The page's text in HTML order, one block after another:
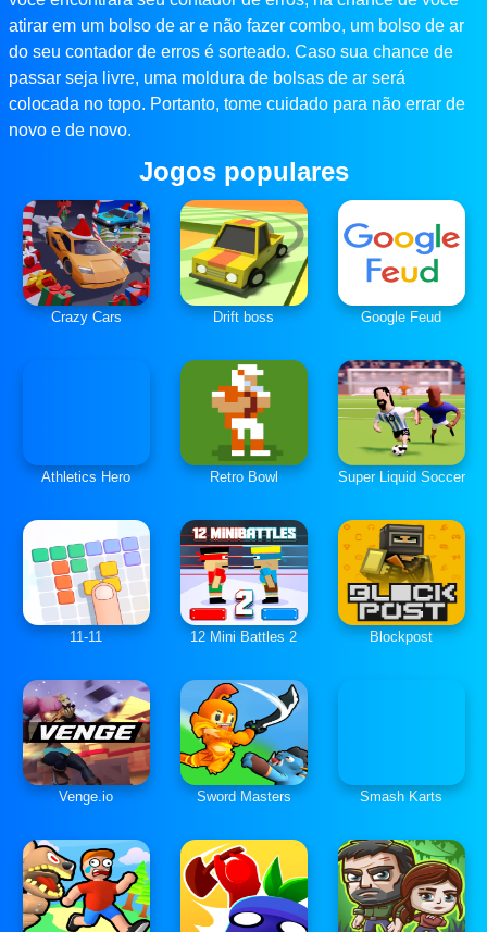
atirar em um bolso de ar e não fazer combo, um bolso de ar
do seu contador de erros é sorteado. Caso sua chance de
passar seja livre, uma moldura de bolsas de ar será
colocada no topo. Portanto, tome cuidado para não errar de
novo e de novo.
Jogos populares
Crazy Cars Drift boss Google Feud
Athletics Hero Retro Bowl Super Liquid Soccer
11-11 12 Mini Battles 2 Blockpost
Venge.io Sword Masters Smash Karts